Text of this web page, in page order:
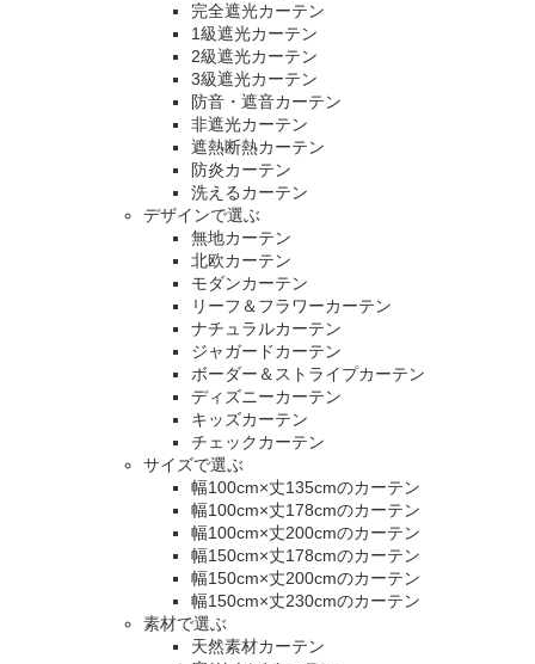
完全遮光カーテン
1級遮光カーテン
2級遮光カーテン
3級遮光カーテン
防音・遮音カーテン
非遮光カーテン
遮熱断熱カーテン
防炎カーテン
洗えるカーテン
デザインで選ぶ
無地カーテン
北欧カーテン
モダンカーテン
リーフ＆フラワーカーテン
ナチュラルカーテン
ジャガードカーテン
ボーダー＆ストライプカーテン
ディズニーカーテン
キッズカーテン
チェックカーテン
サイズで選ぶ
幅100cm×丈135cmのカーテン
幅100cm×丈178cmのカーテン
幅100cm×丈200cmのカーテン
幅150cm×丈178cmのカーテン
幅150cm×丈200cmのカーテン
幅150cm×丈230cmのカーテン
素材で選ぶ
天然素材カーテン